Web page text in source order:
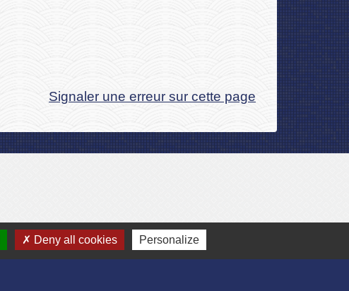
Signaler une erreur sur cette page
Deny all cookies Personalize